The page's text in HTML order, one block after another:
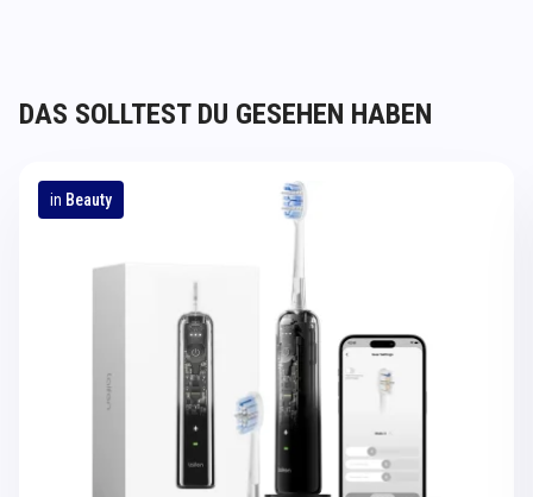
DAS SOLLTEST DU GESEHEN HABEN
in Beauty